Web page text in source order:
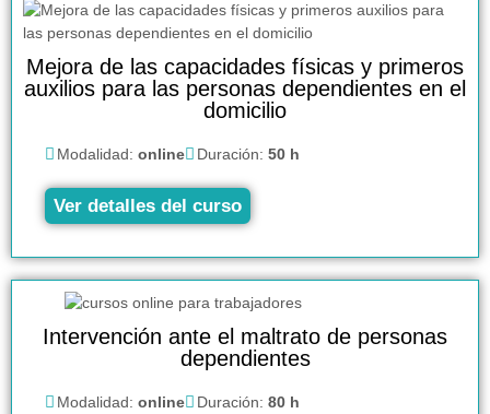
Mejora de las capacidades físicas y primeros
auxilios para las personas dependientes en el
domicilio
Modalidad: online Duración: 50 h
Ver detalles del curso
Intervención ante el maltrato de personas
dependientes
Modalidad: online Duración: 80 h